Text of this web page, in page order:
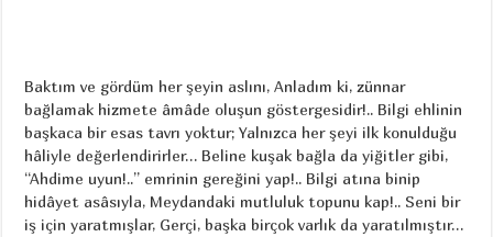
Baktım ve gördüm her şeyin aslını, Anladım ki, zünnar
bağlamak hizmete âmâde oluşun göstergesidir!.. Bilgi ehlinin
başkaca bir esas tavrı yoktur; Yalnızca her şeyi ilk konulduğu
hâliyle değerlendirirler… Beline kuşak bağla da yiğitler gibi,
“Ahdime uyun!..” emrinin gereğini yap!.. Bilgi atına binip
hidâyet asâsıyla, Meydandaki mutluluk topunu kap!.. Seni bir
iş için yaratmışlar, Gerçi, başka birçok varlık da yaratılmıştır…